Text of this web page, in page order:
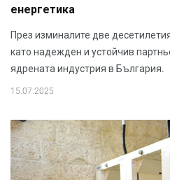
енергетика
През изминалите две
като надежден и устойчив
ядрената индустрия в България.
15.07.2025